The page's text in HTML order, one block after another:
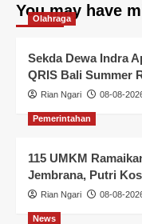
You may have
Olahraga
Sekda Dewa Indra
QRIS Bali Summer
Rian Ngari 08-08-
Pemerintahan
115 UMKM
Jembrana, Putri
Rian Ngari 08-08-
News